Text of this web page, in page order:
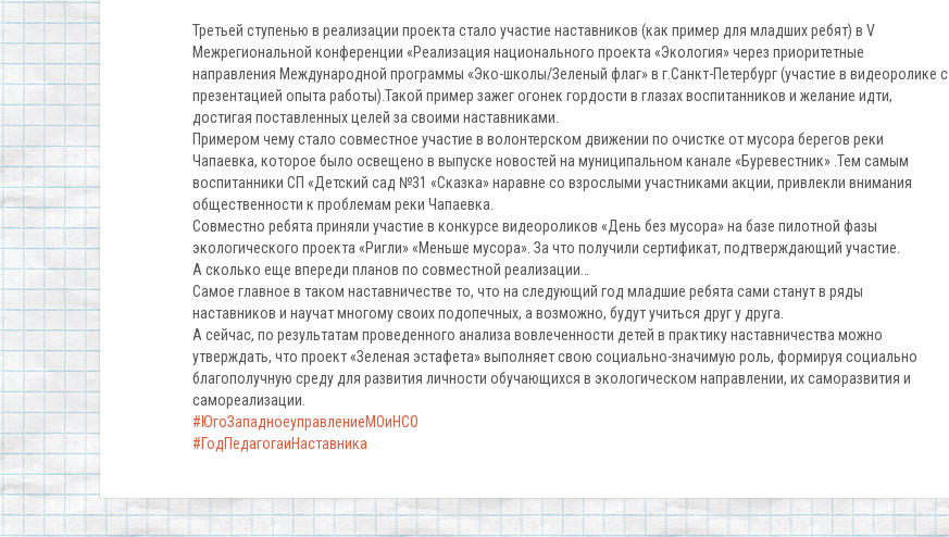
Третьей ступенью в реализации проекта стало участие наставников (как пример для младших ребят) в V
Межрегиональной конференции «Реализация национального проекта «Экология» через приоритетные
направления Международной программы «Эко-школы/Зеленый флаг» в г.Санкт-Петербург (участие в видеоролике с
презентацией опыта работы).Такой пример зажег огонек гордости в глазах воспитанников и желание идти,
достигая поставленных целей за своими наставниками.
Примером чему стало совместное участие в волонтерском движении по очистке от мусора берегов реки
Чапаевка, которое было освещено в выпуске новостей на муниципальном канале «Буревестник» .Тем самым
воспитанники СП «Детский сад №31 «Сказка» наравне со взрослыми участниками акции, привлекли внимания
общественности к проблемам реки Чапаевка.
Совместно ребята приняли участие в конкурсе видеороликов «День без мусора» на базе пилотной фазы
экологического проекта «Ригли» «Меньше мусора». За что получили сертификат, подтверждающий участие.
А сколько еще впереди планов по совместной реализации…
Самое главное в таком наставничестве то, что на следующий год младшие ребята сами станут в ряды
наставников и научат многому своих подопечных, а возможно, будут учиться друг у друга.
А сейчас, по результатам проведенного анализа вовлеченности детей в практику наставничества можно
утверждать, что проект «Зеленая эстафета» выполняет свою социально-значимую роль, формируя социально
благополучную среду для развития личности обучающихся в экологическом направлении, их саморазвития и
самореализации.
#ЮгоЗападноеуправлениеМОиНСО
#ГодПедагогаиНаставника